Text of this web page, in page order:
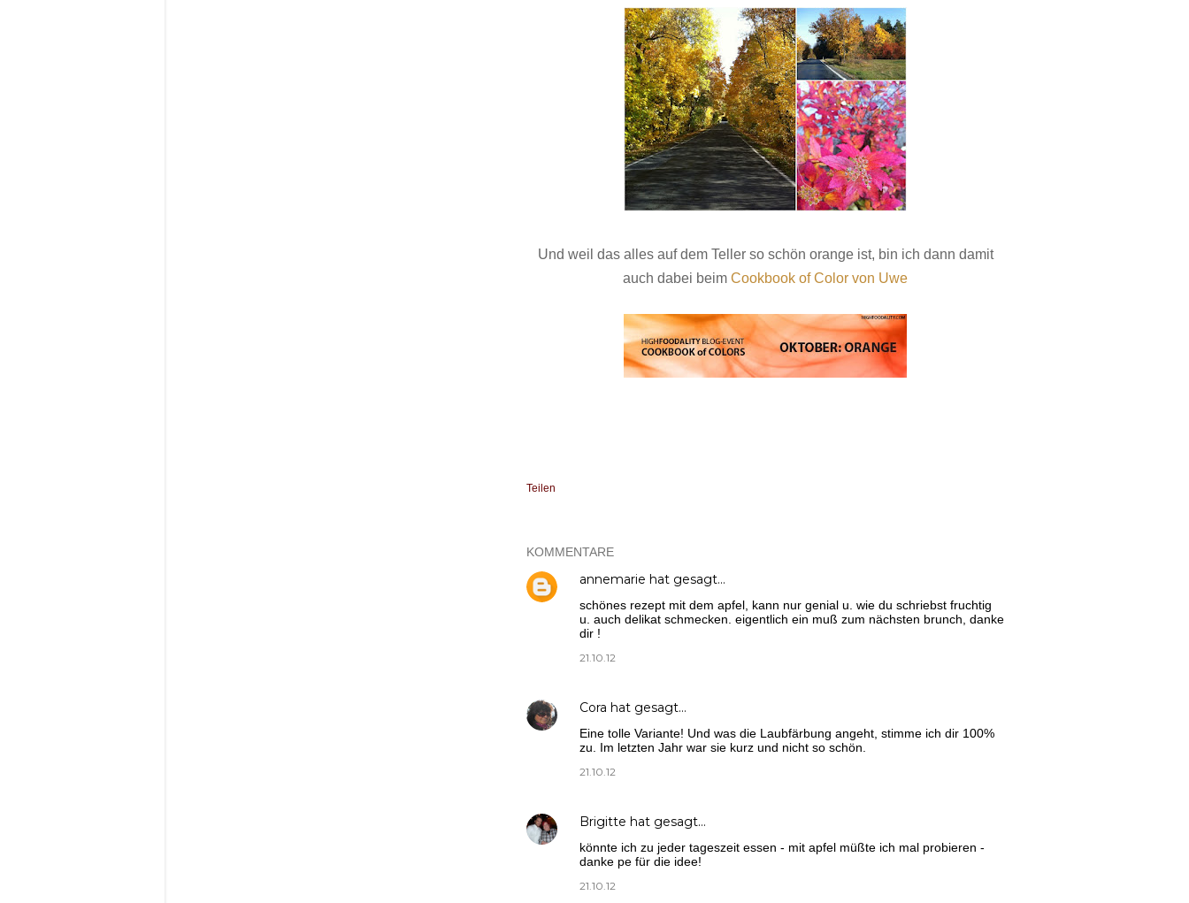
Und weil das alles auf dem Teller so schön orange ist, bin ich dann damit
auch dabei beim Cookbook of Color von Uwe
Teilen
KOMMENTARE
annemarie hat gesagt…
schönes rezept mit dem apfel, kann nur genial u. wie du schriebst fruchtig
u. auch delikat schmecken. eigentlich ein muß zum nächsten brunch, danke
dir !
21.10.12
Cora hat gesagt…
Eine tolle Variante! Und was die Laubfärbung angeht, stimme ich dir 100%
zu. Im letzten Jahr war sie kurz und nicht so schön.
21.10.12
Brigitte hat gesagt…
könnte ich zu jeder tageszeit essen - mit apfel müßte ich mal probieren -
danke pe für die idee!
21.10.12